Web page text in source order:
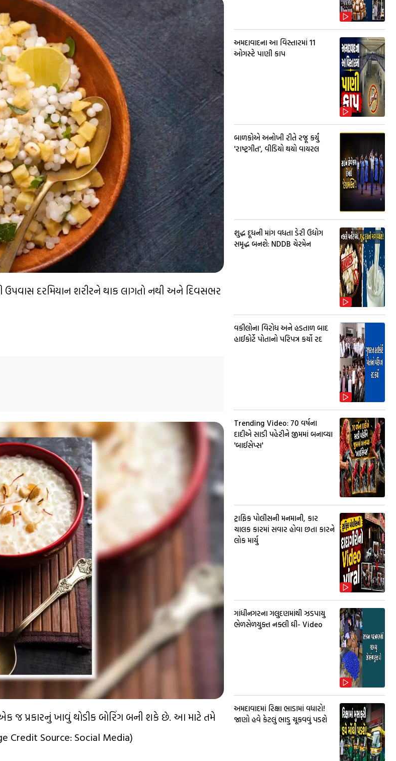
દરમિયાન શરીરને થાક લાગતો નથી અને દિવસભર
જ પ્રકારનું ખાવું થોડીક બોરિંગ બની શકે છે. આ માટે તમે
Credit Source: Social Media)
અમદાવાદના આ વિસ્તારમાં 11
ઓગસ્ટે પાણી કાપ
બાળકોએ અનોખી રીતે રજૂ કર્યું
'રાષ્ટ્રગીત', વીડિયો થયો વાયરલ
શુદ્ધ દૂધની માંગ વધતા ડેરી ઉદ્યોગ
સમૃદ્ધ બનશે: NDDB ચેરમેન
વકીલોના વિરોધ અને હડતાળ બાદ
હાઈકોર્ટે પોતાનો પરિપત્ર કર્યો રદ
Trending Video: 70 વર્ષના
દાદીએ સાડી પહેરીને જીમમાં બનાવ્યા
'બાઈસેપ્સ'
ટ્રાફિક પોલીસની મનમાની, કાર
ચાલક કારમાં સવાર હોવા છતા કારને
લોક માર્યુ
ગાંધીનગરના ગલુદણમાંથી ઝડપાયુ
ભેળસેળયુક્ત નક્લી ઘી- Video
અમદાવાદમાં રિક્ષા ભાડામાં વધારો!
જાણો હવે કેટલું ભાડુ ચૂકવવું પડશે